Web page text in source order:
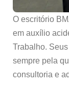
O escritório
em auxílio
Trabalho.
sempre pela
consultoria e